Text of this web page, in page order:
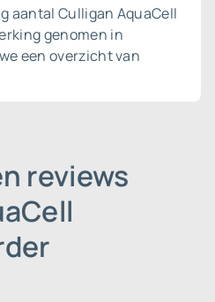
aantal Culligan AquaCell
genomen in
een overzicht van
reviews